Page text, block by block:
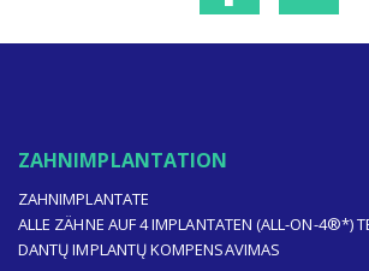
ZAHNIMPLANTATION
ZAHNIMPLANTATE
ALLE ZÄHNE AUF 4 IMPLANTATEN (ALL-ON-4®*)
DANTŲ IMPLANTŲ KOMPENSAVIMAS